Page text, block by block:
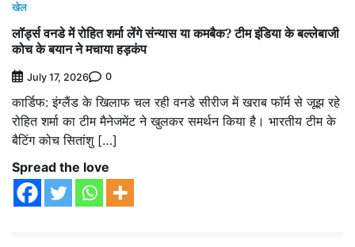
खेल
लॉर्ड्स वनडे में रोहित शर्मा लेंगे संन्यास या कमबैक? टीम इंडिया के बल्लेबाजी
कोच के बयान ने मचाया हड़कंप
July 17, 2026 0
कार्डिफ: इंग्लैंड के खिलाफ चल रही वनडे सीरीज में खराब फॉर्म से जूझ रहे
रोहित शर्मा का टीम मैनेजमेंट ने खुलकर समर्थन किया है। भारतीय टीम के
बैटिंग कोच सितांशु […]
Spread the love